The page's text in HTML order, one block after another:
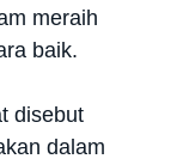
meraih
baik.
disebut
dalam